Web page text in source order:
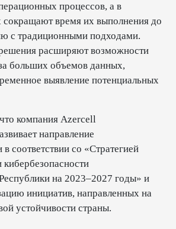
процессов, а в
сокращают время их выполнения до
с традиционными подходами.
расширяют возможности
больших объемов данных,
выявление потенциальных
компания Azercell
направление
соответствии со «Стратегией
на 2023–2027 годы» и
инициатив, направленных на
устойчивости страны.